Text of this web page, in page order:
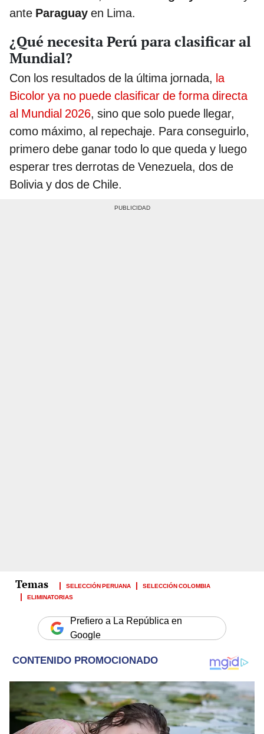
ante Paraguay en Lima.
¿Qué necesita Perú para clasificar al
Mundial?
Con los resultados de la última jornada, la
Bicolor ya no puede clasificar de forma directa
al Mundial 2026, sino que solo puede llegar,
como máximo, al repechaje. Para conseguirlo,
primero debe ganar todo lo que queda y luego
esperar tres derrotas de Venezuela, dos de
Bolivia y dos de Chile.
SELECCIÓN PERUANA
SELECCIÓN COLOMBIA
ELIMINATORIAS
Prefiero a La República en
Google